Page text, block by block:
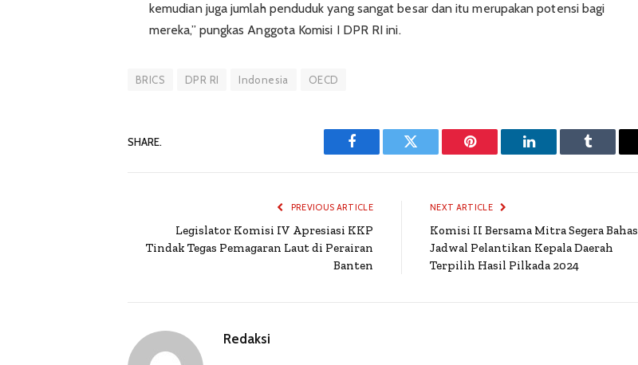
kemudian juga jumlah penduduk yang sangat besar dan itu merupakan potensi bagi
mereka,” pungkas Anggota Komisi I DPR RI ini.
BRICS DPR RI Indonesia OECD
SHARE.
Facebook Twitter Pinterest LinkedIn Tumblr
PREVIOUS ARTICLE
Legislator Komisi IV Apresiasi KKP
Tindak Tegas Pemagaran Laut di Perairan
Banten
NEXT ARTICLE
Komisi II Bersama Mitra Segera Bahas
Jadwal Pelantikan Kepala Daerah
Terpilih Hasil Pilkada 2024
Redaksi